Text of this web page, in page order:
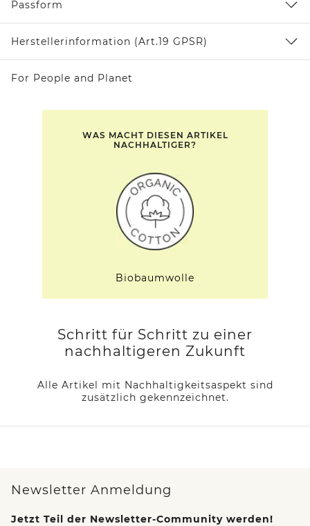
Passform
Herstellerinformation (Art.19 GPSR)
For People and Planet
WAS MACHT DIESEN ARTIKEL
NACHHALTIGER?
Biobaumwolle
Schritt für Schritt zu einer
nachhaltigeren Zukunft
Alle Artikel mit Nachhaltigkeitsaspekt sind
zusätzlich gekennzeichnet.
Newsletter Anmeldung
Jetzt Teil der Newsletter-Community werden!